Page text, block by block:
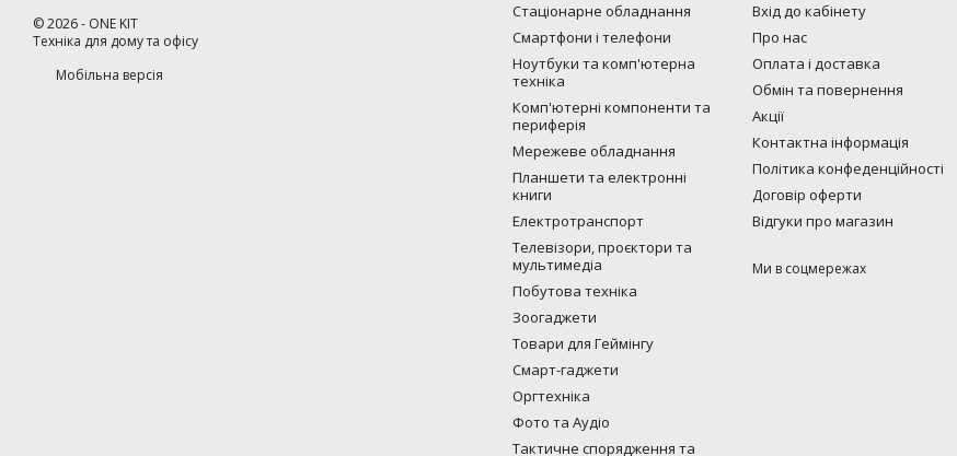
©2026- ONE KIT
Техніка для дому та офісу
Мобільна версія
Стаціонарне обладнання
Смартфони і телефони
Ноутбуки та комп'ютерна
техніка
Комп'ютерні компоненти та
периферія
Мережеве обладнання
Планшети та електронні
книги
Електротранспорт
Телевізори, проєктори та
мультимедіа
Побутова техніка
Зоогаджети
Товари для Геймінгу
Смарт-гаджети
Оргтехніка
Фото та Аудіо
Тактичне спорядження та
Вхід до кабінету
Про нас
Оплата і доставка
Обмін та повернення
Акції
Контактна інформація
Політика конфеденційності
Договір оферти
Відгуки про магазин
Ми в соцмережах